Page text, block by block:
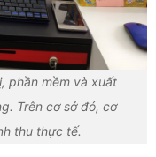
phần mềm và xuất
Trên cơ sở đó, cơ
thu thực tế.